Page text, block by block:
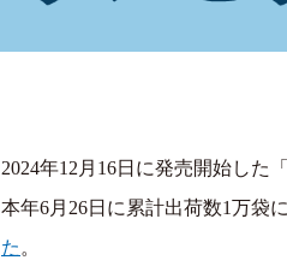
2024年12月16日に発売開始した
本年6月26日に累計出荷数1万袋に
た 。